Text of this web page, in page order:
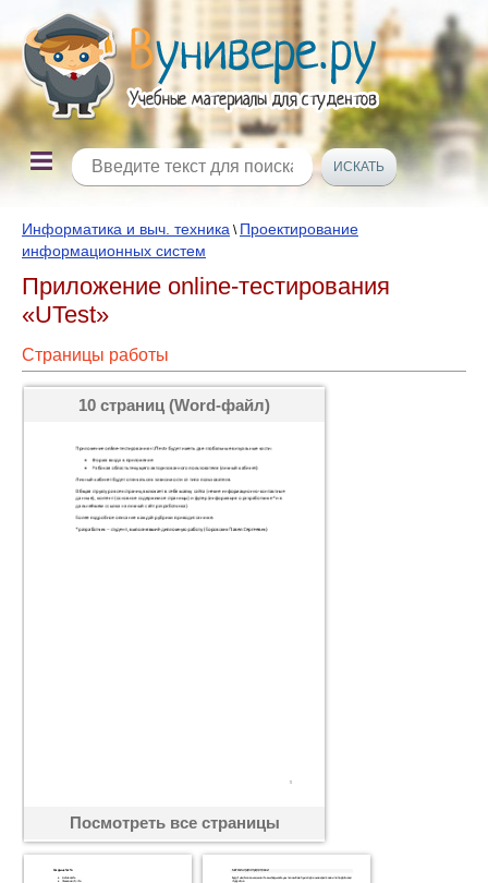
Информатика и выч. техника \ Проектирование
информационных систем
Приложение online-тестирования
«UTest»
Страницы работы
10 страниц (Word-файл)
Посмотреть все страницы